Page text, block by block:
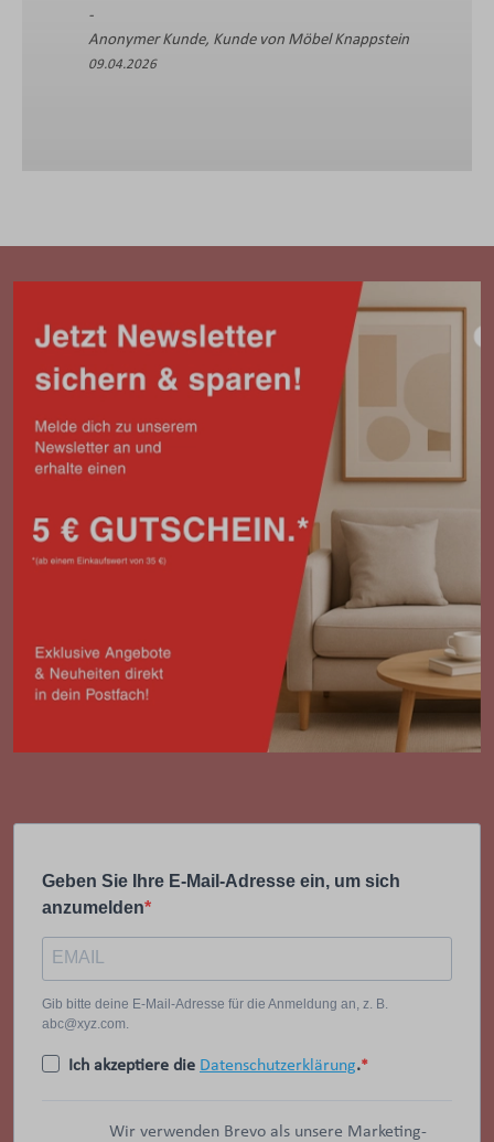
Anonymer Kunde, Kunde von Möbel Knappstein
09.04.2026
Geben Sie Ihre E-Mail-Adresse ein, um sich
anzumelden
Gib bitte deine E-Mail-Adresse für die Anmeldung an, z. B.
abc@xyz.com.
Ich akzeptiere die Datenschutzerklärung.
Wir verwenden Brevo als unsere Marketing-